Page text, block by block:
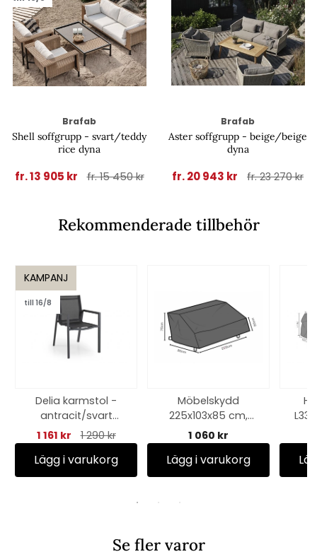
Brafab
Shell soffgrupp - svart/teddy
rice dyna
fr. 13 905 kr fr. 15 450 kr
Brafab
Aster soffgrupp - beige/beige
dyna
fr. 20 943 kr fr. 23 270 kr
Rekommenderade tillbehör
KAMPANJ
till 16/8
Delia karmstol -
antracit/svart
textilene
1 161 kr 1 290 kr
Lägg i varukorg
Möbelskydd
225x103x85 cm,
andas - svart
1 060 kr
Lägg i varukorg
Se fler varor